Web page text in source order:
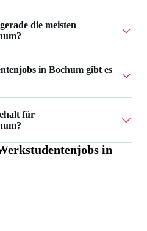
die meisten
in Bochum gibt es
für
in Bochum
in